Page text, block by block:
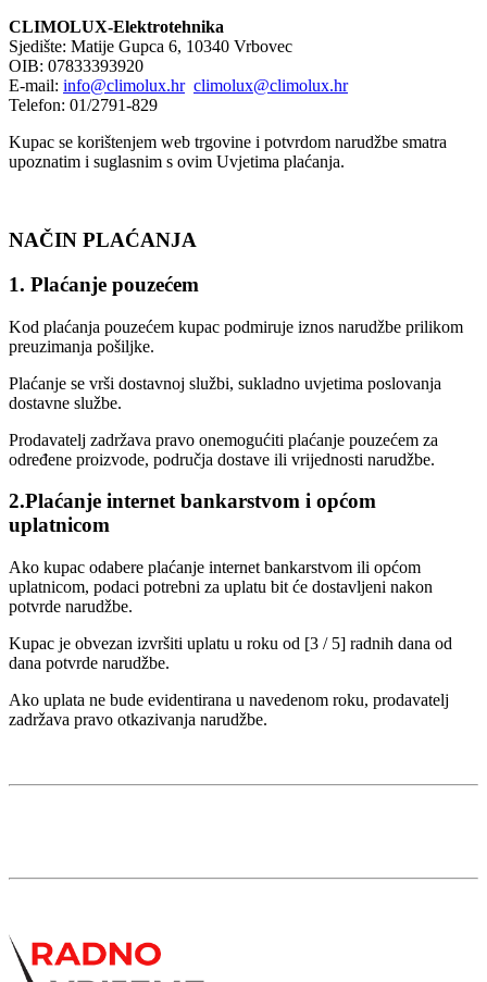
CLIMOLUX-Elektrotehnika
Sjedište: Matije Gupca 6, 10340 Vrbovec
OIB: 07833393920
E-mail: info@climolux.hr climolux@climolux.hr
Telefon: 01/2791-829
Kupac se korištenjem web trgovine i potvrdom narudžbe smatra
upoznatim i suglasnim s ovim Uvjetima plaćanja.
NAČIN PLAĆANJA
1. Plaćanje pouzećem
Kod plaćanja pouzećem kupac podmiruje iznos narudžbe prilikom
preuzimanja pošiljke.
Plaćanje se vrši dostavnoj službi, sukladno uvjetima poslovanja
dostavne službe.
Prodavatelj zadržava pravo onemogućiti plaćanje pouzećem za
određene proizvode, područja dostave ili vrijednosti narudžbe.
2.Plaćanje internet bankarstvom i općom
uplatnicom
Ako kupac odabere plaćanje internet bankarstvom ili općom
uplatnicom, podaci potrebni za uplatu bit će dostavljeni nakon
potvrde narudžbe.
Kupac je obvezan izvršiti uplatu u roku od [3 / 5] radnih dana od
dana potvrde narudžbe.
Ako uplata ne bude evidentirana u navedenom roku, prodavatelj
zadržava pravo otkazivanja narudžbe.